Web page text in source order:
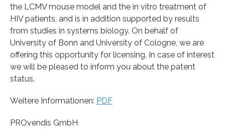
the LCMV mouse model and the in vitro treatment of
HIV patients, and is in addition supported by results
from studies in systems biology. On behalf of
University of Bonn and University of Cologne, we are
offering this opportunity for licensing. In case of interest
we will be pleased to inform you about the patent
status.
Weitere Informationen: PDF
PROvendis GmbH